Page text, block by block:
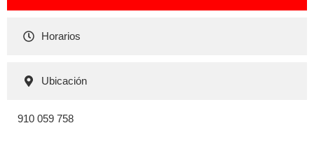
Horarios
Ubicación
910 059 758